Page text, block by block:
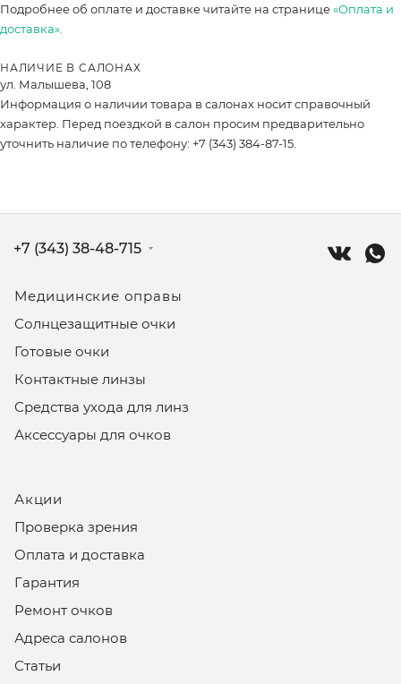
Подробнее об оплате и доставке читайте на странице«Оплата и
доставка».
НАЛИЧИЕ В САЛОНАХ
ул. Малышева, 108
Информация о наличии товара в салонах носит справочный
характер. Перед поездкой в салон просим предварительно
уточнить наличие по телефону: +7 (343) 384-87-15.
Медицинские оправы
Солнцезащитные очки
Готовые очки
Контактные линзы
Средства ухода для линз
Аксессуары для очков
Акции
Проверка зрения
Оплата и доставка
Гарантия
Ремонт очков
Адреса салонов
Статьи
+7 (343) 38-48-715